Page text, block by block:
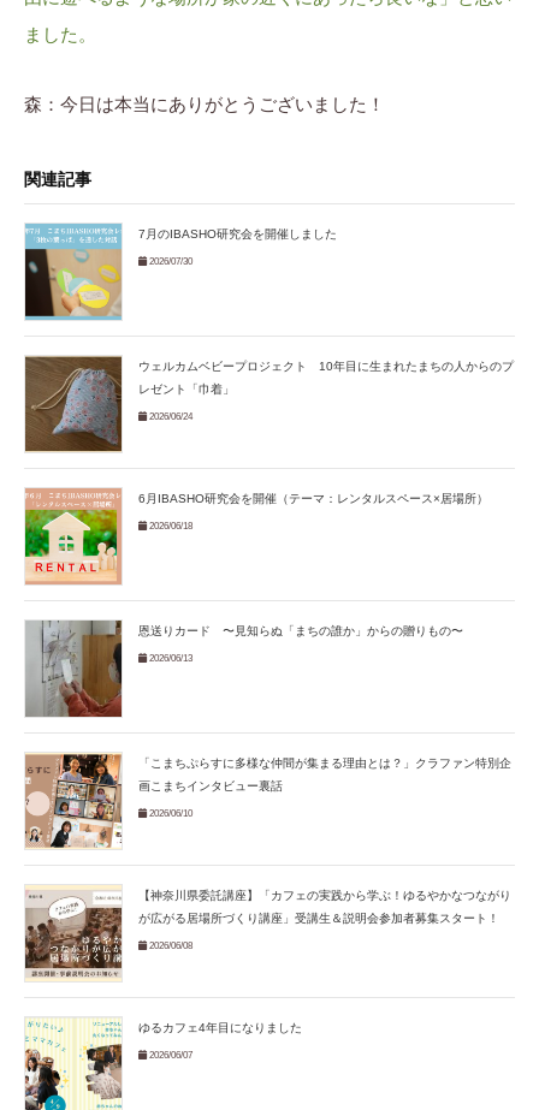
ました。
森：今日は本当にありがとうございました！
関連記事
7月のIBASHO研究会を開催しました
2026/07/30
ウェルカムベビープロジェクト 10年目に生まれたまちの人からのプ
レゼント「巾着」
2026/06/24
6月IBASHO研究会を開催（テーマ：レンタルスペース×居場所）
2026/06/18
恩送りカード 〜見知らぬ「まちの誰か」からの贈りもの〜
2026/06/13
「こまちぷらすに多様な仲間が集まる理由とは？」クラファン特別企
画こまちインタビュー裏話
2026/06/10
【神奈川県委託講座】「カフェの実践から学ぶ！ゆるやかなつながり
が広がる居場所づくり講座」受講生＆説明会参加者募集スタート！
2026/06/08
ゆるカフェ4年目になりました
2026/06/07